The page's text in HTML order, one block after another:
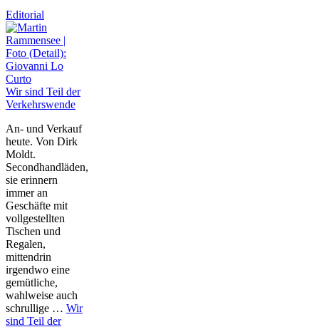
Editorial
Wir sind Teil der
Verkehrswende
An- und Verkauf
heute. Von Dirk
Moldt.
Secondhandläden,
sie erinnern
immer an
Geschäfte mit
vollgestellten
Tischen und
Regalen,
mittendrin
irgendwo eine
gemütliche,
wahlweise auch
schrullige … Wir
sind Teil der